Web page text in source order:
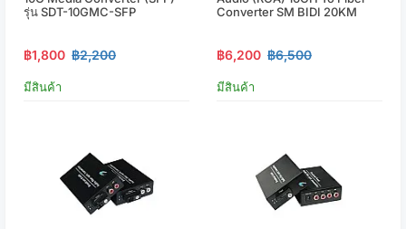
รุ่น SDT-10GMC-SFP
฿1,800 ฿2,200
มีสินค้า
Converter SM BIDI 20KM
฿6,200 ฿6,500
มีสินค้า